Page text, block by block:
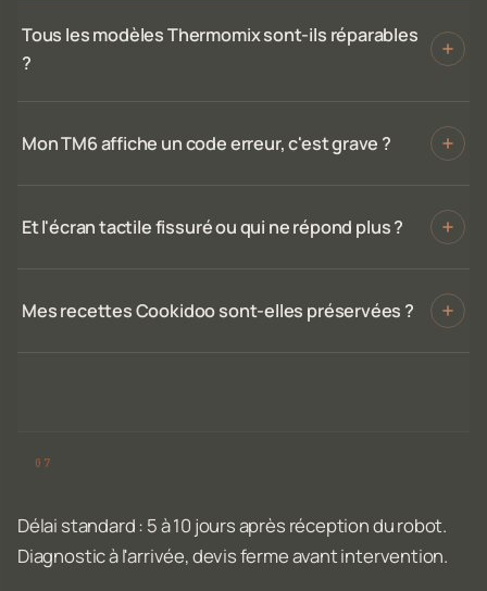
Tous les modèles Thermomix sont-ils réparables
?
Mon TM6 affiche un code erreur, c'est grave ?
Et l'écran tactile fissuré ou qui ne répond plus ?
Mes recettes Cookidoo sont-elles préservées ?
Délai standard : 5 à 10 jours après réception du robot.
Diagnostic à l'arrivée, devis ferme avant intervention.